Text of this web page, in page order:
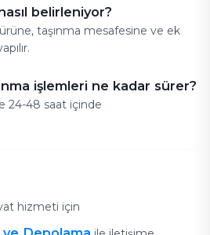
belirleniyor?
taşınma mesafesine ve ek
işlemleri ne kadar sürer?
24-48 saat içinde
hizmeti için